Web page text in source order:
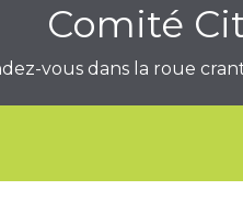
Comité
vous dans la roue